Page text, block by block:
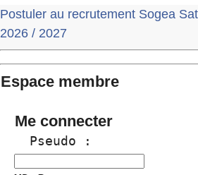
Postuler au recrutement Sogea
2026 / 2027
Espace membre
Me connecter
  Pseudo :